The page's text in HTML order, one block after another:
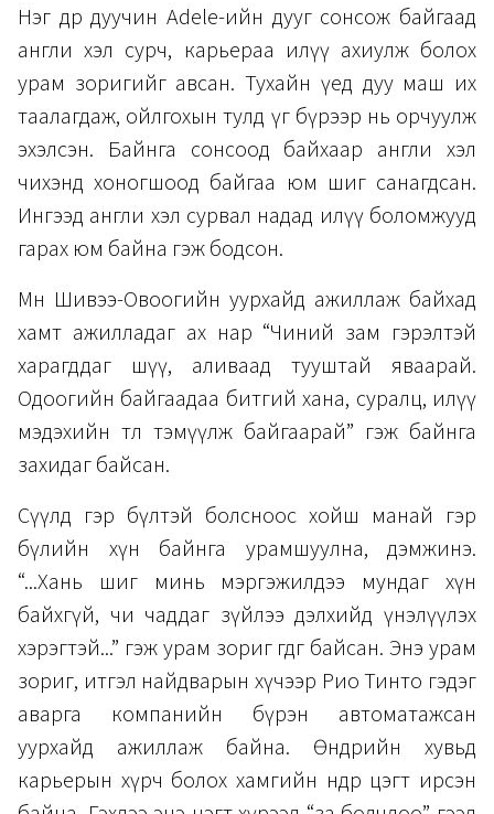
Нэг өдөр дуучин Adele-ийн дууг сонсож байгаад
англи хэл сурч, карьераа илүү ахиулж болох
урам зоригийг авсан. Тухайн үед дуу маш их
таалагдаж, ойлгохын тулд үг бүрээр нь орчуулж
эхэлсэн. Байнга сонсоод байхаар англи хэл
чихэнд хоногшоод байгаа юм шиг санагдсан.
Ингээд англи хэл сурвал надад илүү боломжууд
гарах юм байна гэж бодсон.
Мөн Шивээ-Овоогийн уурхайд ажиллаж байхад
хамт ажилладаг ах нар “Чиний зам гэрэлтэй
харагддаг шүү, аливаад тууштай яваарай.
Одоогийн байгаадаа битгий хана, суралц, илүү
мэдэхийн төлөө тэмүүлж байгаарай” гэж байнга
захидаг байсан.
Сүүлд гэр бүлтэй болсноос хойш манай гэр
бүлийн хүн байнга урамшуулна, дэмжинэ.
“...Хань шиг минь мэргэжилдээ мундаг хүн
байхгүй, чи чаддаг зүйлээ дэлхийд үнэлүүлэх
хэрэгтэй...” гэж урам зориг өгдөг байсан. Энэ урам
зориг, итгэл найдварын хүчээр Рио Тинто гэдэг
аварга компанийн бүрэн автоматажсан
уурхайд ажиллаж байна. Өнөөдрийн хувьд
карьерын хүрч болох хамгийн өндөр цэгт ирсэн